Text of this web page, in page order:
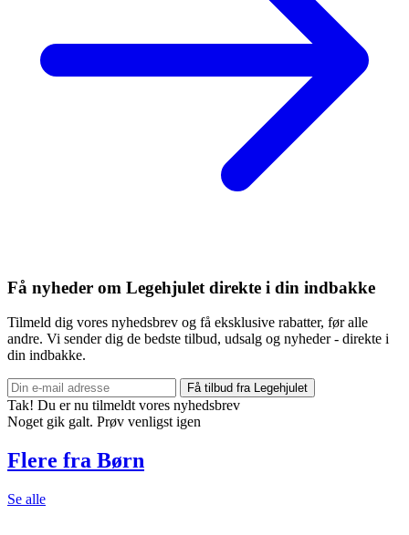
Få nyheder om Legehjulet direkte i din indbakke
Tilmeld dig vores nyhedsbrev og få eksklusive rabatter, før alle
andre. Vi sender dig de bedste tilbud, udsalg og nyheder - direkte i
din indbakke.
Få tilbud fra Legehjulet
Tak! Du er nu tilmeldt vores nyhedsbrev
Noget gik galt. Prøv venligst igen
Flere fra Børn
Se alle